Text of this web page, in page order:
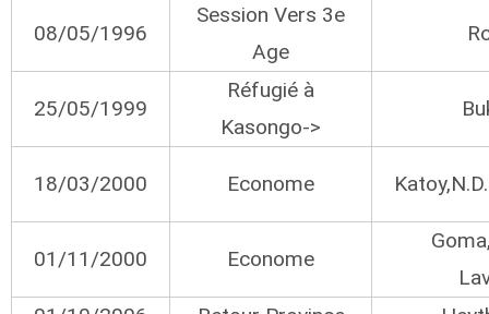
08/05/1996
Session Vers 3e
Age
25/05/1999
Réfugié à
Kasongo->
18/03/2000 Econome
01/11/2000 Econome